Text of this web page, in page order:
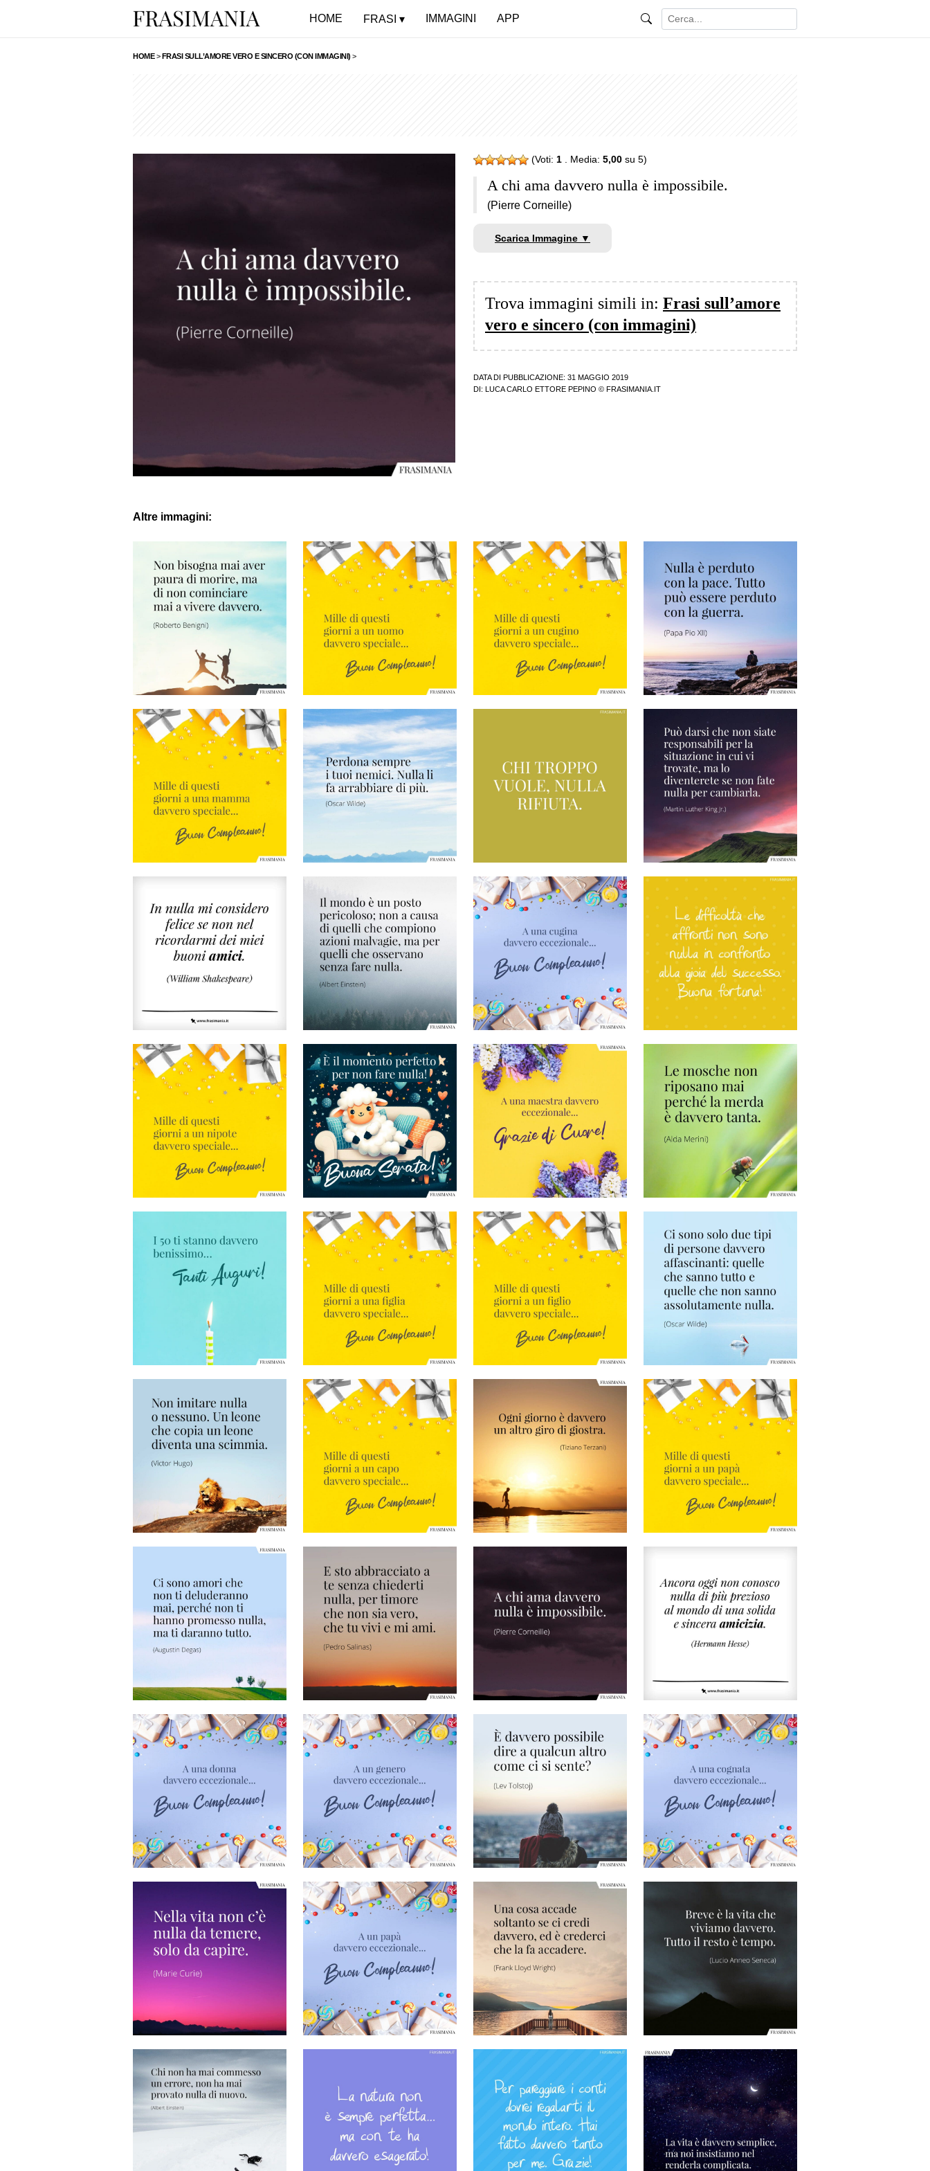
HOME FRASI IMMAGINI APP
HOME>FRASI SULL’AMORE VERO E SINCERO (CON IMMAGINI) >
(Voti: 1 . Media: 5,00 su 5)
A chi ama davvero nulla è impossibile.
(Pierre Corneille)
Scarica Immagine ▼
Trova immagini simili in: Frasi sull’amore
vero e sincero (con immagini)
DATA DI PUBBLICAZIONE: 31 MAGGIO 2019
DI:
LUCA CARLO ETTORE PEPINO © FRASIMANIA.IT
Altre immagini: